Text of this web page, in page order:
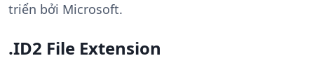
triển bởi Microsoft.
.ID2 File Extension